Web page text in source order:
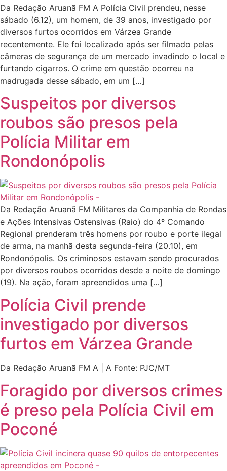
Da Redação Aruanã FM A Polícia Civil prendeu, nesse
sábado (6.12), um homem, de 39 anos, investigado por
diversos furtos ocorridos em Várzea Grande
recentemente. Ele foi localizado após ser filmado pelas
câmeras de segurança de um mercado invadindo o local e
furtando cigarros. O crime em questão ocorreu na
madrugada desse sábado, em um […]
Suspeitos por diversos
roubos são presos pela
Polícia Militar em
Rondonópolis
Da Redação Aruanã FM Militares da Companhia de Rondas
e Ações Intensivas Ostensivas (Raio) do 4º Comando
Regional prenderam três homens por roubo e porte ilegal
de arma, na manhã desta segunda-feira (20.10), em
Rondonópolis. Os criminosos estavam sendo procurados
por diversos roubos ocorridos desde a noite de domingo
(19). Na ação, foram apreendidos uma […]
Polícia Civil prende
investigado por diversos
furtos em Várzea Grande
Da Redação Aruanã FM A | A Fonte: PJC/MT
Foragido por diversos crimes
é preso pela Polícia Civil em
Poconé